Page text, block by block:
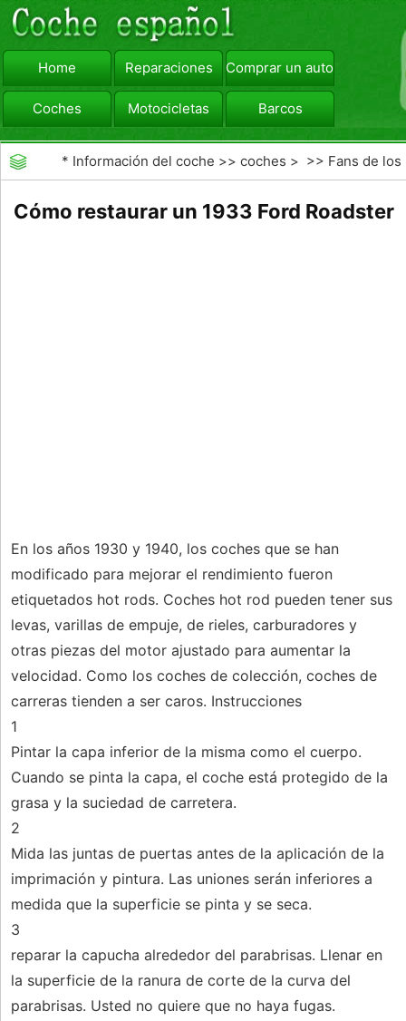
Home Reparaciones Comprar un automóvil
Coches Motocicletas Barcos
viajar Camiones
* Información del coche >>coches > >> Fans de los
Cómo restaurar un 1933 Ford Roadster
En los años 1930 y 1940, los coches que se han
modificado para mejorar el rendimiento fueron
etiquetados hot rods. Coches hot rod pueden tener sus
levas, varillas de empuje, de rieles, carburadores y
otras piezas del motor ajustado para aumentar la
velocidad. Como los coches de colección, coches de
carreras tienden a ser caros. Instrucciones
1
Pintar la capa inferior de la misma como el cuerpo.
Cuando se pinta la capa, el coche está protegido de la
grasa y la suciedad de carretera.
2
Mida las juntas de puertas antes de la aplicación de la
imprimación y pintura. Las uniones serán inferiores a
medida que la superficie se pinta y se seca.
3
reparar la capucha alrededor del parabrisas. Llenar en
la superficie de la ranura de corte de la curva del
parabrisas. Usted no quiere que no haya fugas.